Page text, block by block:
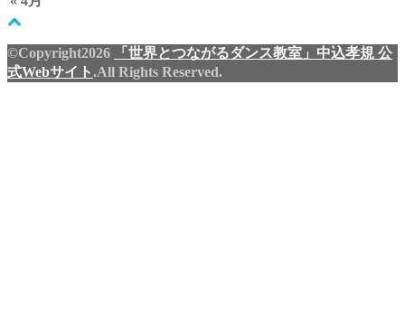
©Copyright2026
「世界とつながるダンス教室」中込孝規 公
式Webサイト.All Rights Reserved.